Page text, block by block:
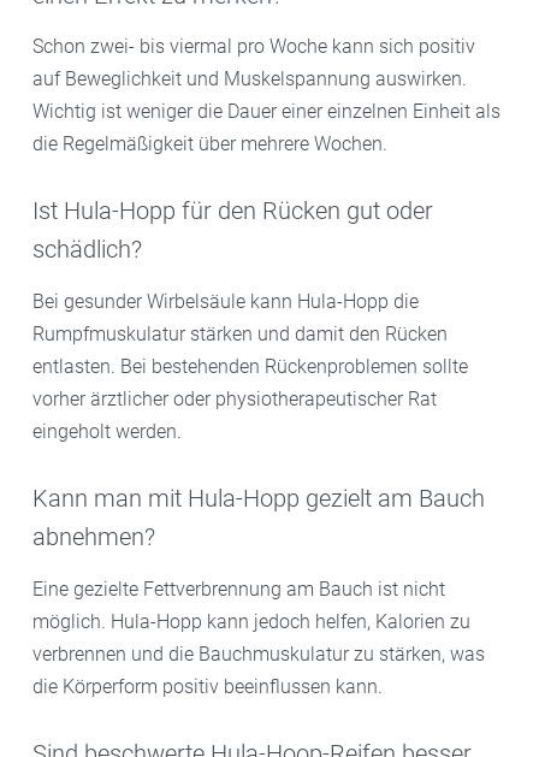
Schon zwei- bis viermal pro Woche kann sich positiv
auf Beweglichkeit und Muskelspannung auswirken.
Wichtig ist weniger die Dauer einer einzelnen Einheit als
die Regelmäßigkeit über mehrere Wochen.
Ist Hula-Hopp für den Rücken gut oder
schädlich?
Bei gesunder Wirbelsäule kann Hula-Hopp die
Rumpfmuskulatur stärken und damit den Rücken
entlasten. Bei bestehenden Rückenproblemen sollte
vorher ärztlicher oder physiotherapeutischer Rat
eingeholt werden.
Kann man mit Hula-Hopp gezielt am Bauch
abnehmen?
Eine gezielte Fettverbrennung am Bauch ist nicht
möglich. Hula-Hopp kann jedoch helfen, Kalorien zu
verbrennen und die Bauchmuskulatur zu stärken, was
die Körperform positiv beeinflussen kann.